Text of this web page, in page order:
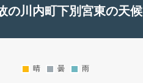
の川内町下別宮東の天候